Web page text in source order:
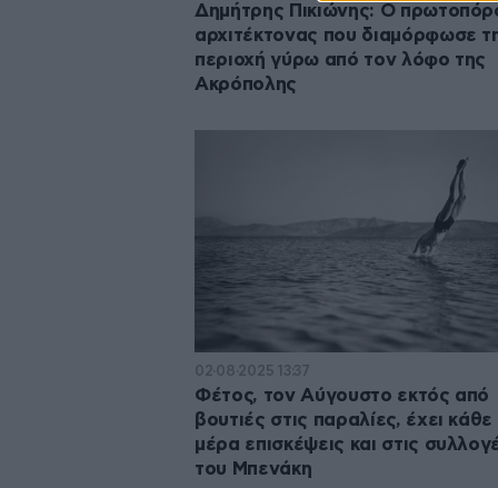
Δημήτρης Πικιώνης: O
αρχιτέκτονας που διαμόρφωσε
περιοχή γύρω από τον λόφο της
Ακρόπολης
02·08·2025 13:37
Φέτος, τον Αύγουστο εκτός από
βουτιές στις παραλίες, έχει κάθε
μέρα επισκέψεις και στις
του Μπενάκη